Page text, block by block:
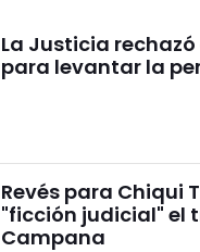
La Justicia
para levantar la
Revés para Chiqui
"ficción judicial" el
Campana